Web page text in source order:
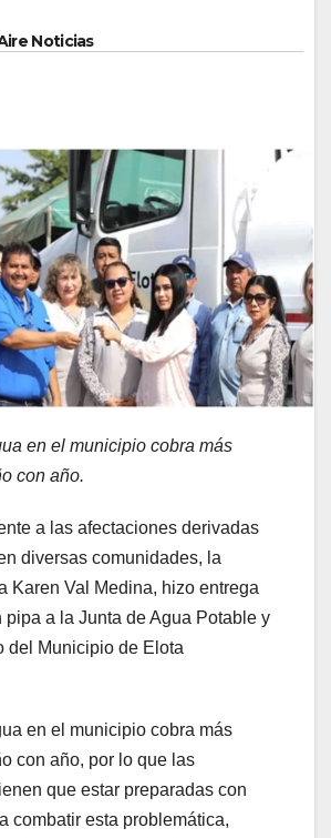
Noticias
en el municipio cobra más
con año.
a las afectaciones derivadas
diversas comunidades, la
Karen Val Medina, hizo entrega
pipa a la Junta de Agua Potable y
del Municipio de Elota
en el municipio cobra más
con año, por lo que las
que estar preparadas con
combatir esta problemática,